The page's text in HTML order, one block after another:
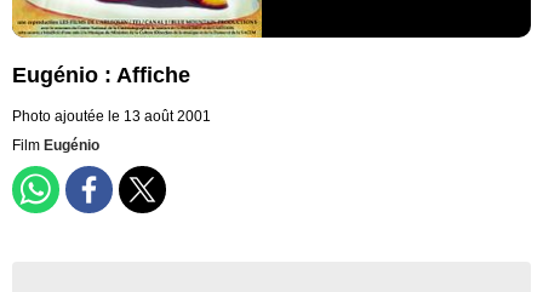
Eugénio : Affiche
Photo ajoutée le 13 août 2001
Film Eugénio